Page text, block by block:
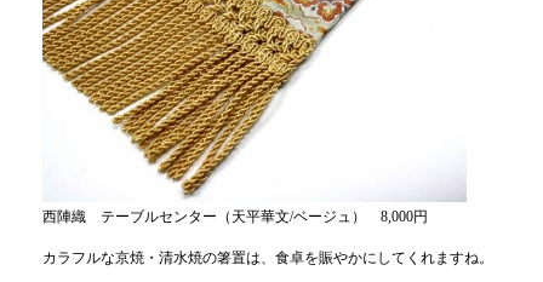
西陣織 テーブルセンター（天平華文/ベージュ） 8,000円
カラフルな京焼・清水焼の箸置は、食卓を賑やかにしてくれますね。